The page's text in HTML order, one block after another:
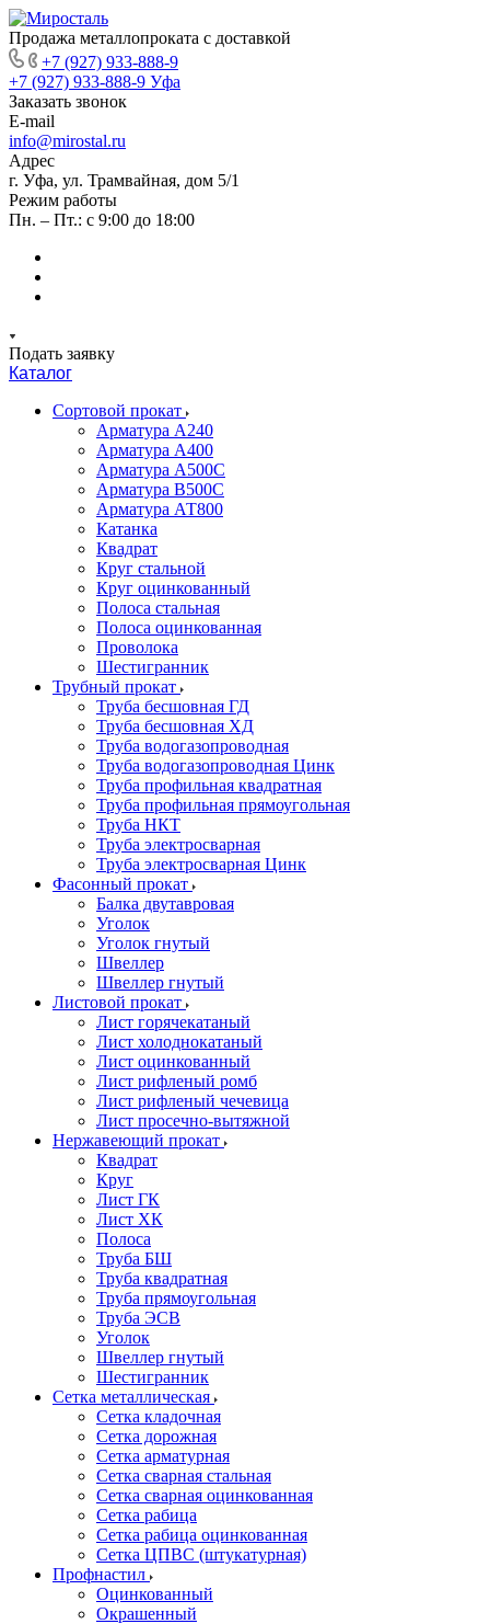
Продажа металлопроката с доставкой
+7 (927) 933-888-9
+7 (927) 933-888-9 Уфа
Заказать звонок
E-mail
info@mirostal.ru
Адрес
г. Уфа, ул. Трамвайная, дом 5/1
Режим работы
Пн. – Пт.: с 9:00 до 18:00
Подать заявку
Каталог
Сортовой прокат
Арматура А240
Арматура А400
Арматура А500C
Арматура В500С
Арматура АТ800
Катанка
Квадрат
Круг стальной
Круг оцинкованный
Полоса стальная
Полоса оцинкованная
Проволока
Шестигранник
Трубный прокат
Труба бесшовная ГД
Труба бесшовная ХД
Труба водогазопроводная
Труба водогазопроводная Цинк
Труба профильная квадратная
Труба профильная прямоугольная
Труба НКТ
Труба электросварная
Труба электросварная Цинк
Фасонный прокат
Балка двутавровая
Уголок
Уголок гнутый
Швеллер
Швеллер гнутый
Листовой прокат
Лист горячекатаный
Лист холоднокатаный
Лист оцинкованный
Лист рифленый ромб
Лист рифленый чечевица
Лист просечно-вытяжной
Нержавеющий прокат
Квадрат
Круг
Лист ГК
Лист ХК
Полоса
Труба БШ
Труба квадратная
Труба прямоугольная
Труба ЭСВ
Уголок
Швеллер гнутый
Шестигранник
Сетка металлическая
Сетка кладочная
Сетка дорожная
Сетка арматурная
Сетка сварная стальная
Сетка сварная оцинкованная
Сетка рабица
Сетка рабица оцинкованная
Сетка ЦПВС (штукатурная)
Профнастил
Оцинкованный
Окрашенный